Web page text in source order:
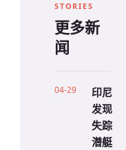
STORIES
更多新
闻
04-29
印尼
发现
失踪
潜艇